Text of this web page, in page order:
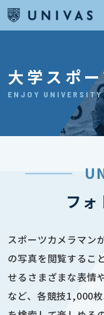
大学スポ
ENJOY
フ
スポーツカメラマン
の写真を閲覧するこ
せるさまざまな表情
など、各競技1,000